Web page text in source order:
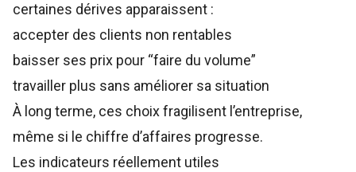
certaines dérives apparaissent :
accepter des clients non rentables
baisser ses prix pour “faire du volume”
travailler plus sans améliorer sa situation
À long terme, ces choix fragilisent l’entreprise,
même si le chiffre d’affaires progresse.
Les indicateurs réellement utiles